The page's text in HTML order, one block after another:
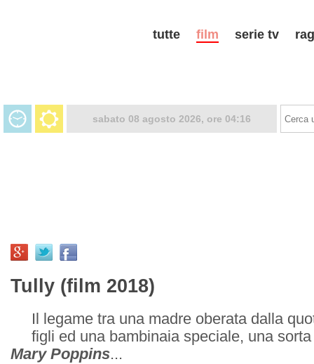
tutte film serie tv
sabato 08 agosto 2026, ore 04:16
Tully (film 2018)
Il legame tra una madre oberata dalla
figli ed una bambinaia speciale, una
Mary Poppins...